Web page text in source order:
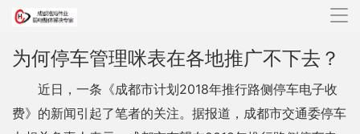
导
为何停车管理咪表在各地推广不下去？
近日，一条《成都市计划2018年推行路侧停车电子收
费》的新闻引起了笔者的关注。据报道，成都市交通委停车